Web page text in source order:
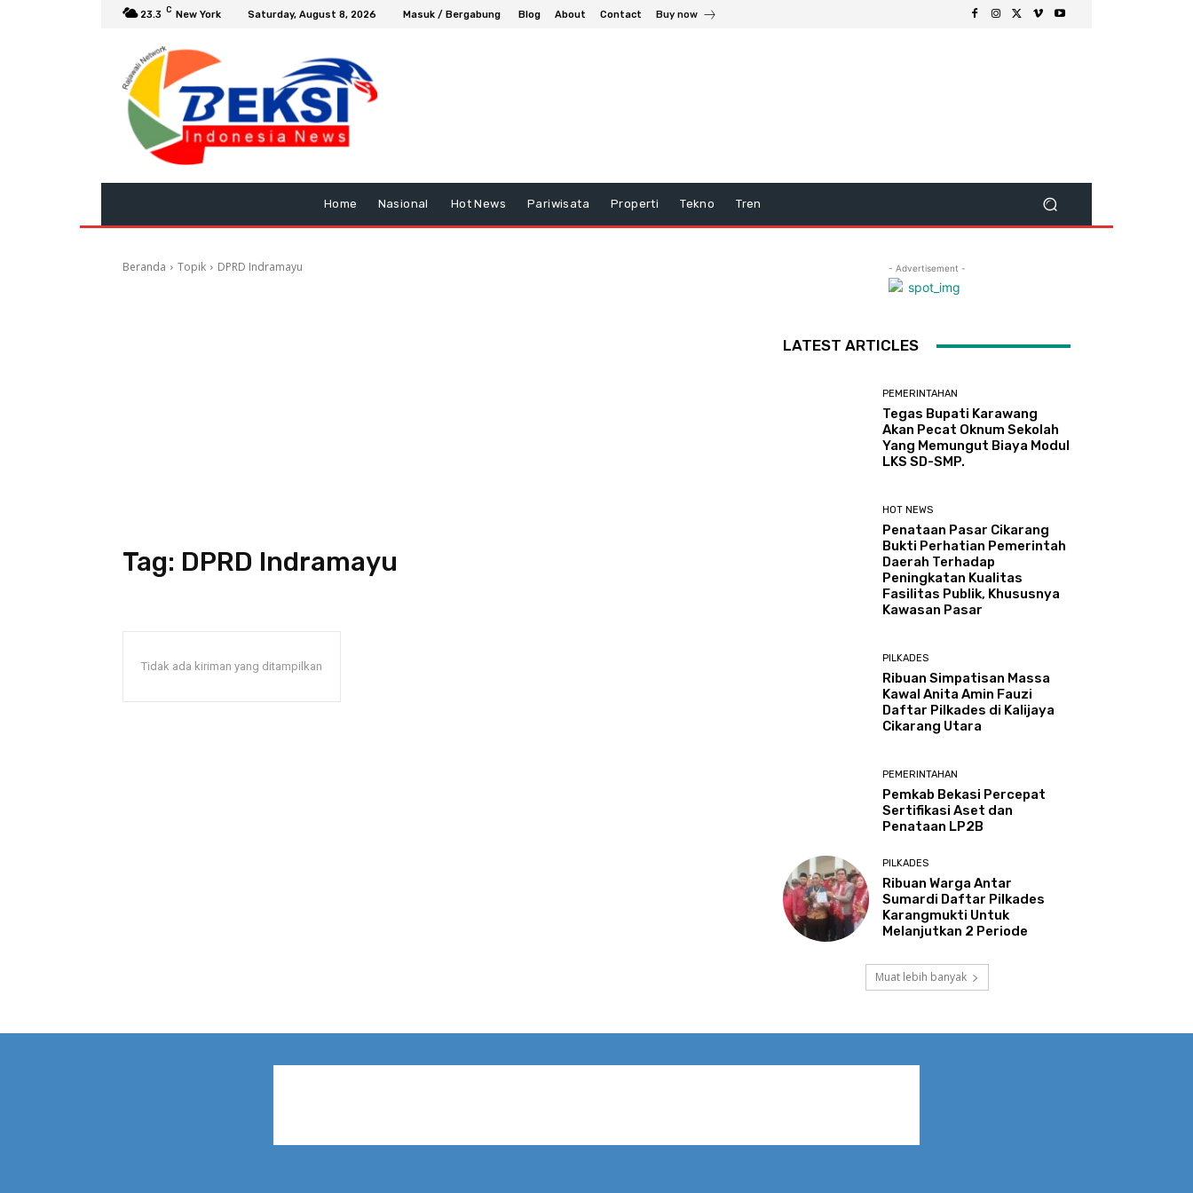
23.3 C New York Saturday, August 8, 2026 Masuk / Bergabung Blog About Contact Buy now
Home Nasional Hot News Pariwisata Properti Tekno Tren
Beranda Topik DPRD Indramayu
Tag: DPRD Indramayu
Tidak ada kiriman yang ditampilkan
- Advertisement -
LATEST ARTICLES
PEMERINTAHAN
Tegas Bupati Karawang
Akan Pecat Oknum Sekolah
Yang Memungut Biaya Modul
LKS SD-SMP.
HOT NEWS
Penataan Pasar Cikarang
Bukti Perhatian Pemerintah
Daerah Terhadap
Peningkatan Kualitas
Fasilitas Publik, Khususnya
Kawasan Pasar
PILKADES
Ribuan Simpatisan Massa
Kawal Anita Amin Fauzi
Daftar Pilkades di Kalijaya
Cikarang Utara
PEMERINTAHAN
Pemkab Bekasi Percepat
Sertifikasi Aset dan
Penataan LP2B
PILKADES
Ribuan Warga Antar
Sumardi Daftar Pilkades
Karangmukti Untuk
Melanjutkan 2 Periode
Muat lebih banyak